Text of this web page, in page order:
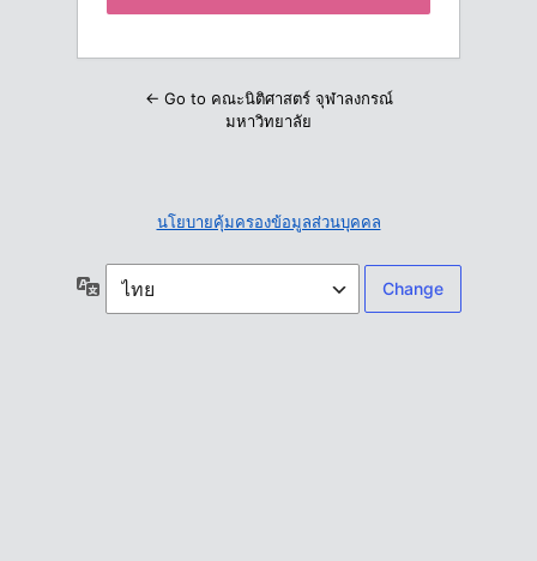
← Go to คณะนิติศาสตร์ จุฬาลงกรณ์
มหาวิทยาลัย
นโยบายคุ้มครองข้อมูลส่วนบุคคล
ภาษา